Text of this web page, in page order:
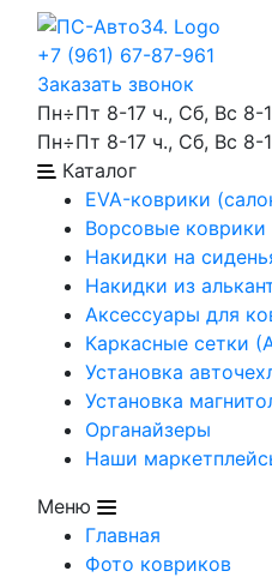
+7 (961) 67-87-961
Заказать звонок
Пн÷Пт 8-17 ч., Сб, Вс 8-
Пн÷Пт 8-17 ч., Сб, Вс 8-
Каталог
EVA-коврики
Ворсовые коврики
Накидки на
Накидки из
Аксессуары для
Каркасные сетки
Установка
Установка
Органайзеры
Наши
Меню
Главная
Фото ковриков